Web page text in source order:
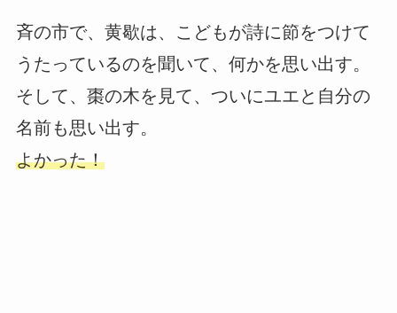
斉の市で、黄歇は、こどもが詩に節をつけて
うたっているのを聞いて、何かを思い出す。
そして、棗の木を見て、ついにユエと自分の
名前も思い出す。
よかった！